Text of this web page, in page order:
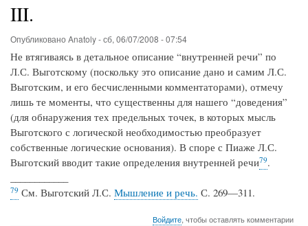
III.
Опубликовано Anatoly-сб, 06/07/2008 - 07:54
Не втягиваясь в детальное описание “внутренней речи” по
Л.С. Выготскому (поскольку это описание дано и самим Л.С.
Выготским, и его бесчисленными комментаторами), отмечу
лишь те моменты, что существенны для нашего “доведения”
(для обнаружения тех предельных точек, в которых мысль
Выготского с логической необходимостью преобразует
собственные логические основания). В споре с Пиаже Л.С.
Выготский вводит такие определения внутренней речи79.
79 См. Выготский Л.С. Мышление и речь. С. 269—311.
Войдите, чтобы оставлять комментарии